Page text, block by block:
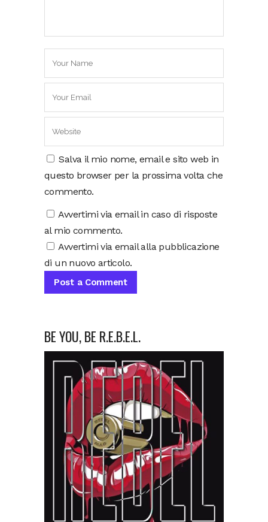
Salva il mio nome, email e sito web in
questo browser per la prossima volta che
commento.
Avvertimi via email in caso di risposte
al mio commento.
Avvertimi via email alla pubblicazione
di un nuovo articolo.
BE YOU, BE R.E.B.E.L.